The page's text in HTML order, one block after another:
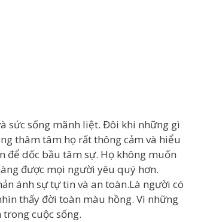
sức sống mãnh liệt. Đôi khi những gì
thâm tâm họ rất thông cảm và hiểu
để dốc bầu tâm sự. Họ không muốn
được mọi người yêu quý hơn.
ánh sự tự tin và an toàn.Là người có
thấy đời toàn màu hồng. Vì những
cuộc sống.